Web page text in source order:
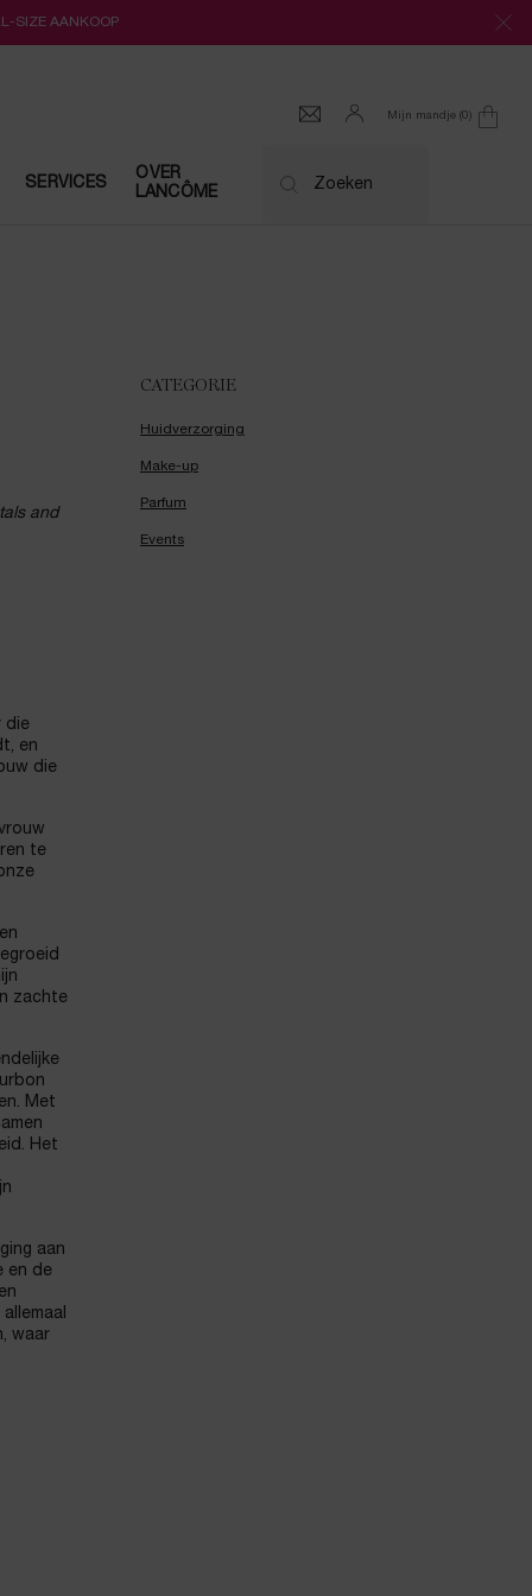
SIZE AANKOOP
Mijn mandje 0
0 product
SERVICES
OVER
LANCÔME
Zoeken
and
die
en
die
te
zachte
Met
Het
aan
en de
waar
CATEGORIE
Huidverzorging
Make-up
Parfum
Events